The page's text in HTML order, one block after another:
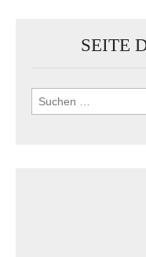
SEITE
Suchen
nach: